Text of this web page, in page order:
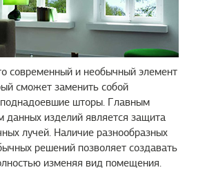
современный и необычный элемент
сможет заменить собой
шторы. Главным
данных изделий является защита
лучей. Наличие разнообразных
решений позволяет создавать
изменяя вид помещения.